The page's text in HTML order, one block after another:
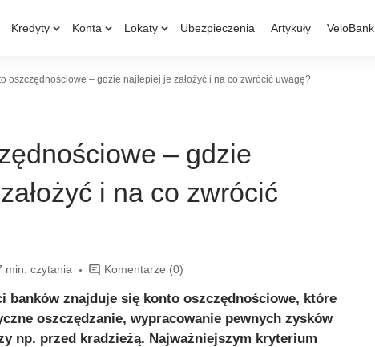
Kredyty Konta Lokaty Ubezpieczenia Artykuły VeloBank
oszczędnościowe – gdzie najlepiej je założyć i na co zwrócić uwagę?
– gdzie
i na co zwrócić
min. czytania Komentarze (0)
banków znajduje się konto oszczędnościowe, które
oszczędzanie, wypracowanie pewnych zysków
np. przed kradzieżą. Najważniejszym kryterium